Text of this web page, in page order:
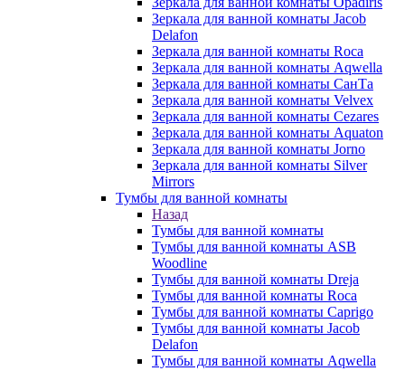
Зеркала для ванной комнаты Jacob
Delafon
Зеркала для ванной комнаты Roca
Зеркала для ванной комнаты Aqwella
Зеркала для ванной комнаты СанТа
Зеркала для ванной комнаты Velvex
Зеркала для ванной комнаты Cezares
Зеркала для ванной комнаты Aquaton
Зеркала для ванной комнаты Jorno
Зеркала для ванной комнаты Silver
Mirrors
Тумбы для ванной комнаты
Назад
Тумбы для ванной комнаты
Тумбы для ванной комнаты ASB
Woodline
Тумбы для ванной комнаты Dreja
Тумбы для ванной комнаты Roca
Тумбы для ванной комнаты Caprigo
Тумбы для ванной комнаты Jacob
Delafon
Тумбы для ванной комнаты Aqwella